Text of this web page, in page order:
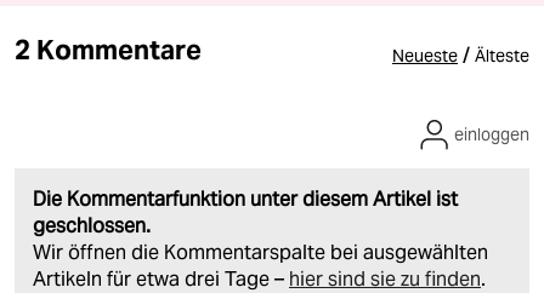
2 Kommentare Neueste / Älteste
Die Kommentarfunktion unter diesem Artikel ist
geschlossen.
Wir öffnen die Kommentarspalte bei ausgewählten
Artikeln für etwa drei Tage – hier sind sie zu finden.
einloggen